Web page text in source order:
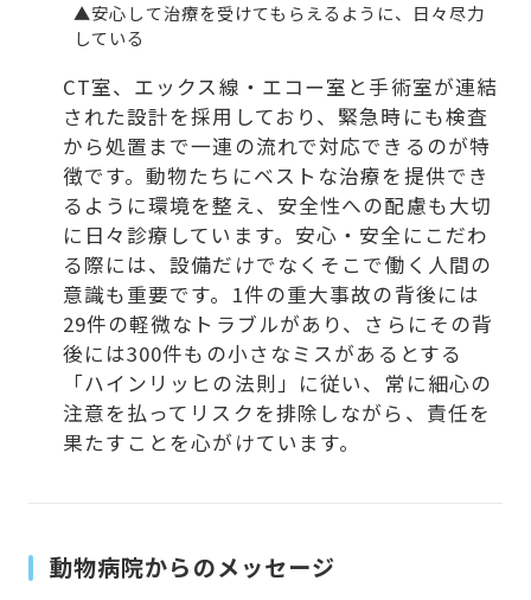
▲安心して治療を受けてもらえるように、日々尽力
している
CT室、エックス線・エコー室と手術室が連結
された設計を採用しており、緊急時にも検査
から処置まで一連の流れで対応できるのが特
徴です。動物たちにベストな治療を提供でき
るように環境を整え、安全性への配慮も大切
に日々診療しています。安心・安全にこだわ
る際には、設備だけでなくそこで働く人間の
意識も重要です。1件の重大事故の背後には
29件の軽微なトラブルがあり、さらにその背
後には300件もの小さなミスがあるとする
「ハインリッヒの法則」に従い、常に細心の
注意を払ってリスクを排除しながら、責任を
果たすことを心がけています。
動物病院からのメッセージ